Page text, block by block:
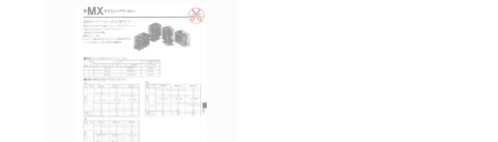
記載されているサービス内容や連絡先等は作成当時の
ものであり、変更・改定させていただいている可能性
があります。改めて当サイトの掲載内容をご確認のう
え、ご用命下さいますようお願いいたします。